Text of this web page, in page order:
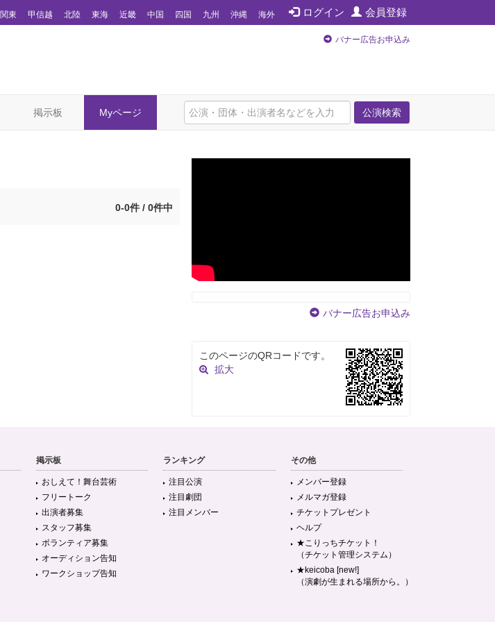
ログイン 会員登録
関東 甲信越 北陸 東海 近畿 中国 四国 九州 沖縄 海外
バナー広告お申込み
公演検索
掲示板 Myページ
0-0件 / 0件中
バナー広告お申込み
このページのQRコードです。
拡大
掲示板
おしえて！舞台芸術
フリートーク
出演者募集
スタッフ募集
ボランティア募集
オーディション告知
ワークショップ告知
ランキング
注目公演
注目劇団
注目メンバー
その他
メンバー登録
メルマガ登録
チケットプレゼント
ヘルプ
★こりっちチケット！
（チケット管理システム）
★keicoba [new!]
（演劇が生まれる場所から。）